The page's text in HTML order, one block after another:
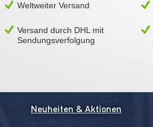
Weltweiter Versand
Versand durch DHL mit
Sendungsverfolgung
Neuheiten & Aktionen